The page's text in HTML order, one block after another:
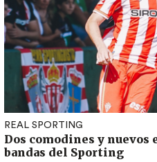
REAL SPORTING
Dos comodines y
bandas del Sporting